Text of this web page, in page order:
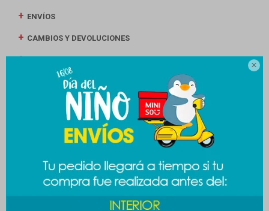

ENVÍOS
CAMBIOS Y DEVOLUCIONES
Productos que te pueden interesar